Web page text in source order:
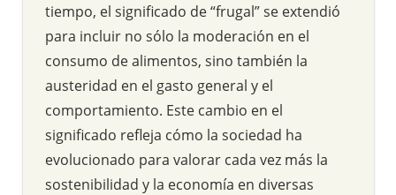
tiempo, el significado de “frugal” se extendió
para incluir no sólo la moderación en el
consumo de alimentos, sino también la
austeridad en el gasto general y el
comportamiento. Este cambio en el
significado refleja cómo la sociedad ha
evolucionado para valorar cada vez más la
sostenibilidad y la economía en diversas